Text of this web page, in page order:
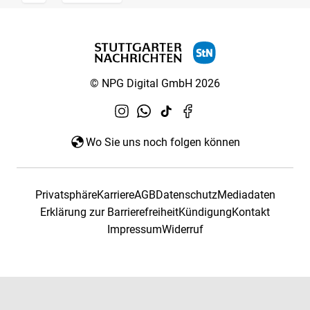
© NPG Digital GmbH 2026
Wo Sie uns noch folgen können
PrivatsphäreKarriereAGBDatenschutzMediadaten
Erklärung zur BarrierefreiheitKündigungKontakt
ImpressumWiderruf